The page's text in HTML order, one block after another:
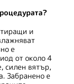
и
е
от около 4
силен вятър,
Забранено е